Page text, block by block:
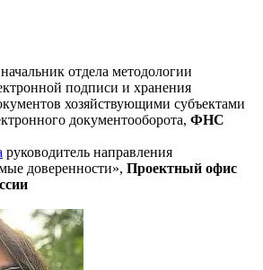
начальник отдела методологии
подписи и хранения
хозяйствующими субъектами
документооборота, ФНС
руководитель направления
доверенности», Проектный офис